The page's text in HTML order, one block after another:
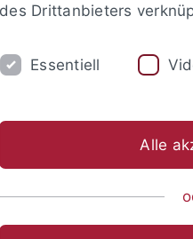
um sich anzumelden:
des Drittanbieters
Essentiell
Alle